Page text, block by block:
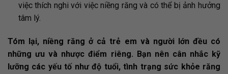
việc thích nghi với việc niềng răng và có thể bị ảnh hưởng
tâm lý.
Tóm lại, niềng răng ở cả trẻ em và người lớn đều có
những ưu và nhược điểm riêng. Bạn nên cân nhắc kỹ
lưỡng các yếu tố như độ tuổi, tình trạng sức khỏe răng